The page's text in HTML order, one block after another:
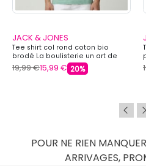
JACK & JONES
Tee shirt col rond coton bio
brodé La boulisterie un art de
vivre Homme JACK & JONES
19,99 €15,99 € 20%
POUR NE RIEN
ARRIVAGES,